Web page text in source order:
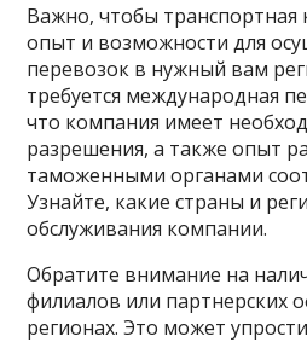
Важно, чтобы транспортная
опыт и возможности для
перевозок в нужный вам
требуется международная
что компания имеет
разрешения, а также опыт
таможенными органами
Узнайте, какие страны и
обслуживания компании.
Обратите внимание на
филиалов или партнерских
регионах. Это может